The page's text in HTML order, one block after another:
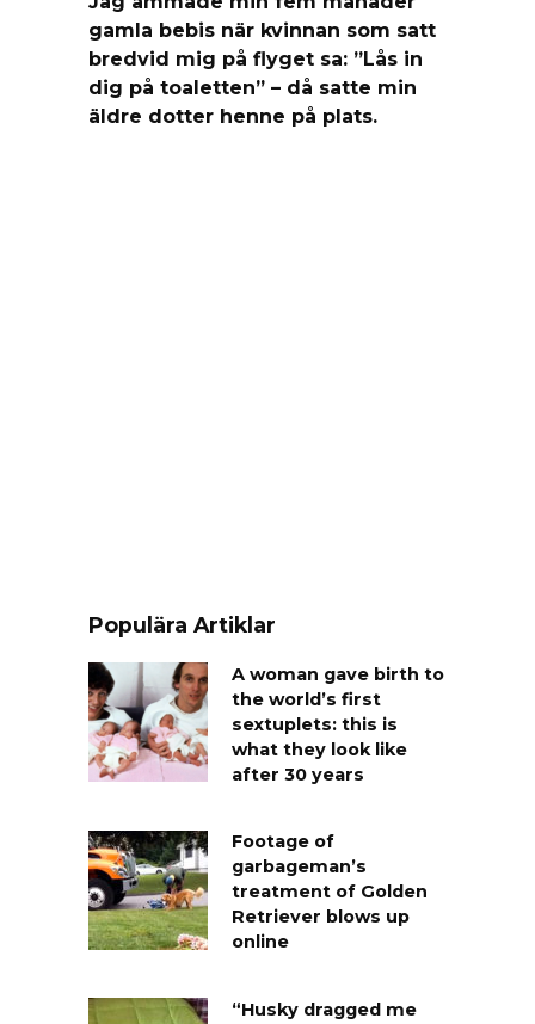
gamla bebis när kvinnan som satt
bredvid mig på flyget sa: ”Lås in
dig på toaletten” – då satte min
äldre dotter henne på plats.
Populära Artiklar
A woman gave birth to
the world’s first
sextuplets: this is
what they look like
after 30 years
Footage of
garbageman’s
treatment of Golden
Retriever blows up
online
“Husky dragged me